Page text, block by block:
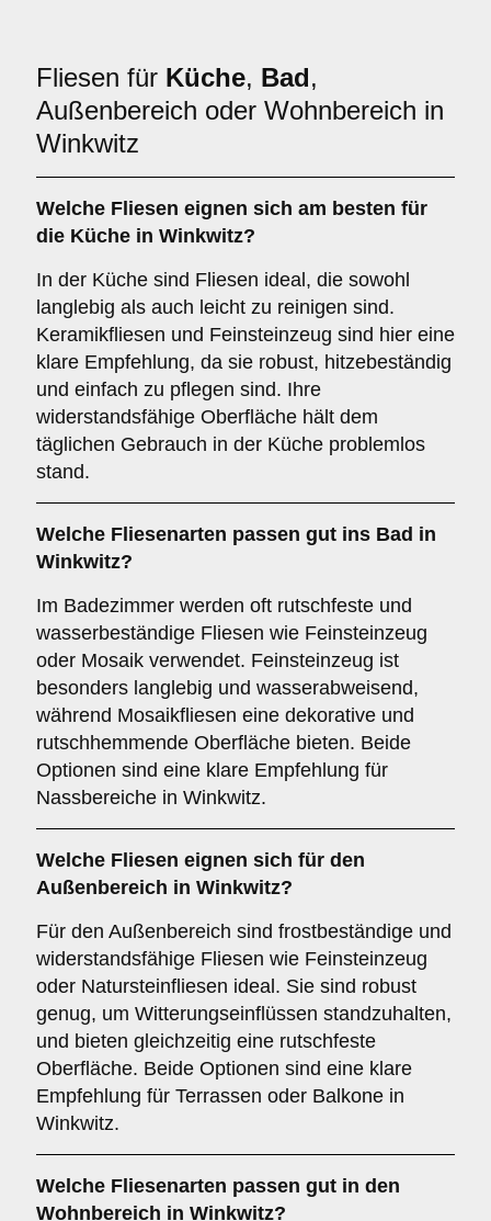
Fliesen für Küche, Bad,
Außenbereich oder Wohnbereich in
Winkwitz
Welche Fliesen eignen sich am besten für
die Küche in Winkwitz?
In der Küche sind Fliesen ideal, die sowohl
langlebig als auch leicht zu reinigen sind.
Keramikfliesen und Feinsteinzeug sind hier eine
klare Empfehlung, da sie robust, hitzebeständig
und einfach zu pflegen sind. Ihre
widerstandsfähige Oberfläche hält dem
täglichen Gebrauch in der Küche problemlos
stand.
Welche Fliesenarten passen gut ins Bad in
Winkwitz?
Im Badezimmer werden oft rutschfeste und
wasserbeständige Fliesen wie Feinsteinzeug
oder Mosaik verwendet. Feinsteinzeug ist
besonders langlebig und wasserabweisend,
während Mosaikfliesen eine dekorative und
rutschhemmende Oberfläche bieten. Beide
Optionen sind eine klare Empfehlung für
Nassbereiche in Winkwitz.
Welche Fliesen eignen sich für den
Außenbereich in Winkwitz?
Für den Außenbereich sind frostbeständige und
widerstandsfähige Fliesen wie Feinsteinzeug
oder Natursteinfliesen ideal. Sie sind robust
genug, um Witterungseinflüssen standzuhalten,
und bieten gleichzeitig eine rutschfeste
Oberfläche. Beide Optionen sind eine klare
Empfehlung für Terrassen oder Balkone in
Winkwitz.
Welche Fliesenarten passen gut in den
Wohnbereich in Winkwitz?